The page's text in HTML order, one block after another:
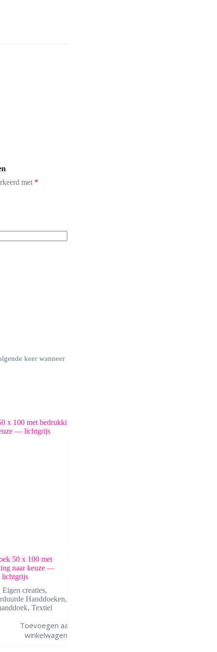
met *
keer wanneer
50 x 100 met
naar keuze —
lichtgrijs
Eigen creaties,
Handdoeken,
, Textiel
Toevoegen aan
winkelwagen